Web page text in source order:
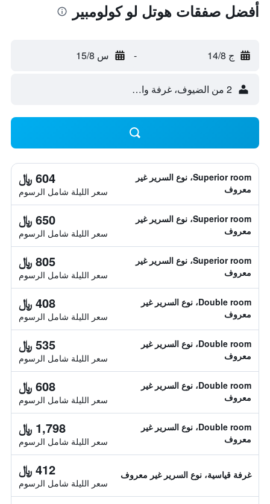
أفضل صفقات هوتل لو كولومبير
ج 14/8 - س 15/8
2 من الضيوف، غرفة واحدة
Superior room، نوع السرير غير
معروف
604 ﷼
سعر الليلة شامل الرسوم
Superior room، نوع السرير غير
معروف
650 ﷼
سعر الليلة شامل الرسوم
Superior room، نوع السرير غير
معروف
805 ﷼
سعر الليلة شامل الرسوم
Double room، نوع السرير غير
معروف
408 ﷼
سعر الليلة شامل الرسوم
Double room، نوع السرير غير
معروف
535 ﷼
سعر الليلة شامل الرسوم
Double room، نوع السرير غير
معروف
608 ﷼
سعر الليلة شامل الرسوم
Double room، نوع السرير غير
معروف
1,798 ﷼
سعر الليلة شامل الرسوم
غرفة قياسية، نوع السرير غير معروف 412 ﷼
سعر الليلة شامل الرسوم